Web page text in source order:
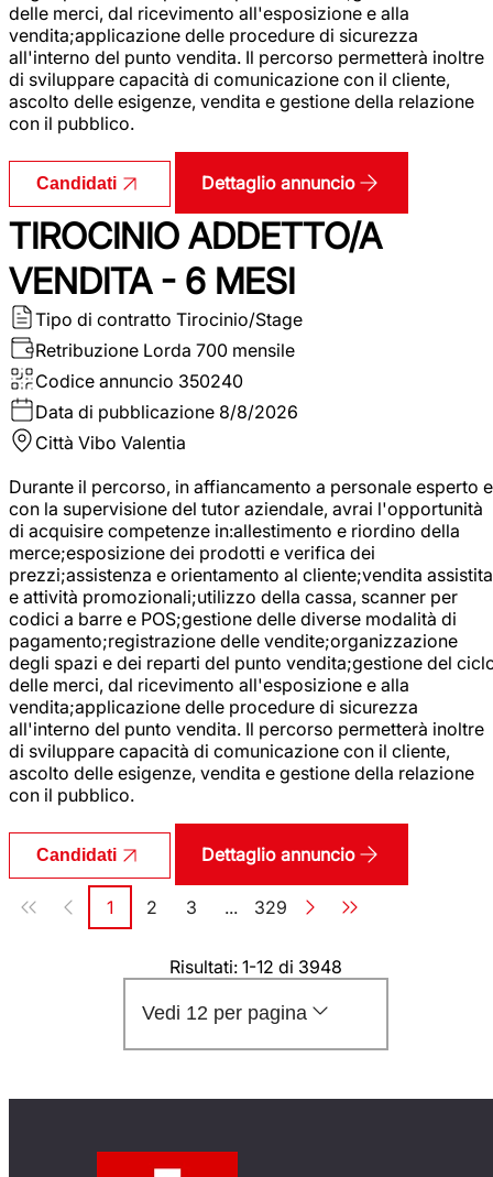
delle merci, dal ricevimento all'esposizione e alla
vendita;applicazione delle procedure di sicurezza
all'interno del punto vendita. Il percorso permetterà inoltre
di sviluppare capacità di comunicazione con il cliente,
ascolto delle esigenze, vendita e gestione della relazione
con il pubblico.
Candidati Dettaglio annuncio
TIROCINIO ADDETTO/A
VENDITA - 6 MESI
Tipo di contratto Tirocinio/Stage
Retribuzione Lorda 700 mensile
Codice annuncio 350240
Data di pubblicazione 8/8/2026
Città Vibo Valentia
Durante il percorso, in affiancamento a personale esperto e
con la supervisione del tutor aziendale, avrai l'opportunità
di acquisire competenze in:allestimento e riordino della
merce;esposizione dei prodotti e verifica dei
prezzi;assistenza e orientamento al cliente;vendita assistita
e attività promozionali;utilizzo della cassa, scanner per
codici a barre e POS;gestione delle diverse modalità di
pagamento;registrazione delle vendite;organizzazione
degli spazi e dei reparti del punto vendita;gestione del
delle merci, dal ricevimento all'esposizione e alla
vendita;applicazione delle procedure di sicurezza
all'interno del punto vendita. Il percorso permetterà inoltre
di sviluppare capacità di comunicazione con il cliente,
ascolto delle esigenze, vendita e gestione della relazione
con il pubblico.
Candidati Dettaglio annuncio
Paginazione
Pagina
1 Pagina
2 Pagina
3 ... Pagina
329
Risultati: 1-12 di 3948
Vedi 12 per pagina